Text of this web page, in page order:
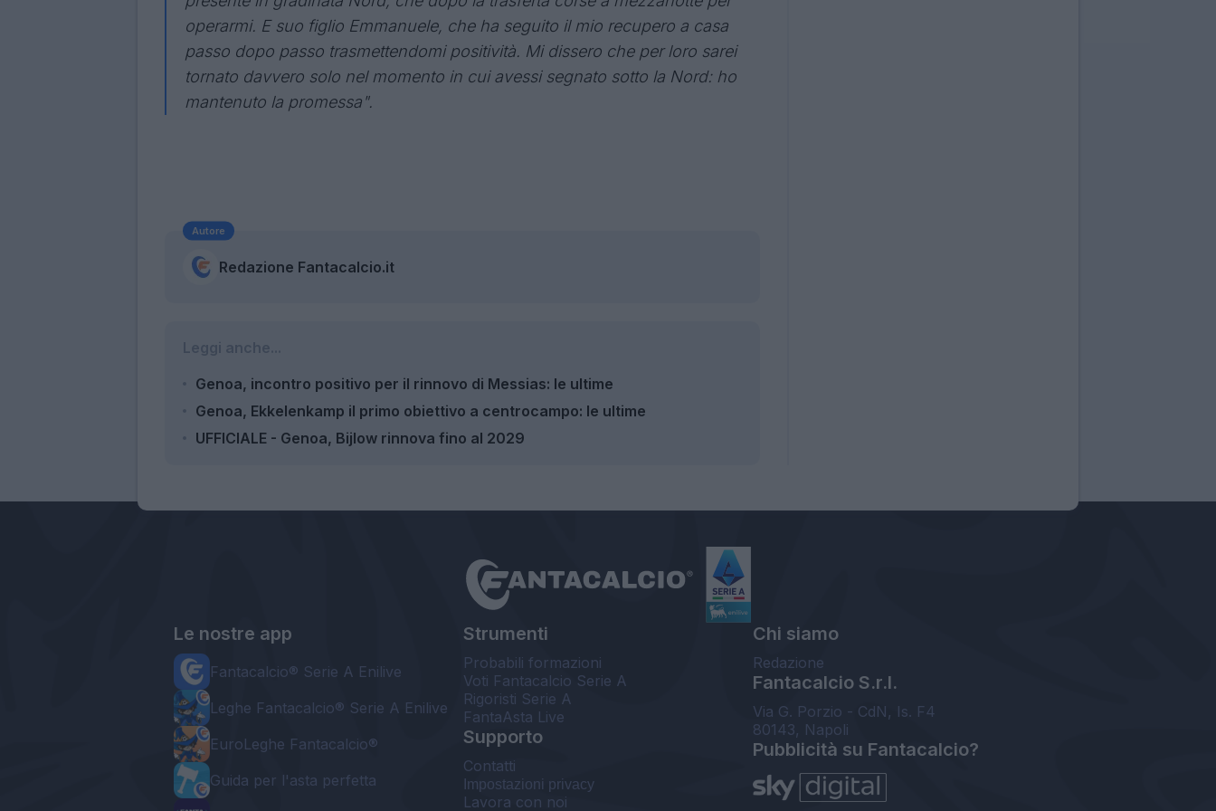
operarmi. E suo figlio Emmanuele, che ha seguito il mio recupero a casa
passo dopo passo trasmettendomi positività. Mi dissero che per loro sarei
tornato davvero solo nel momento in cui avessi segnato sotto la Nord: ho
mantenuto la promessa".
Autore
Redazione Fantacalcio.it
Genoa, incontro positivo per il rinnovo di Messias: le ultime
Genoa, Ekkelenkamp il primo obiettivo a centrocampo: le ultime
UFFICIALE - Genoa, Bijlow rinnova fino al 2029
Le nostre app
Fantacalcio® Serie A Enilive
Leghe Fantacalcio® Serie A Enilive
EuroLeghe Fantacalcio®
Guida per l'asta perfetta
Strumenti
Probabili formazioni
Voti Fantacalcio Serie A
Rigoristi Serie A
FantaAsta Live
Supporto
Contatti
Impostazioni privacy
Lavora con noi
Chi siamo
Redazione
Fantacalcio S.r.l.
Via G. Porzio - CdN, Is. F4
80143, Napoli
Pubblicità su Fantacalcio?